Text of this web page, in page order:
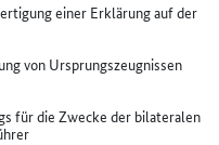
einer Erklärung auf der
von Ursprungszeugnissen
für die Zwecke der bilateralen